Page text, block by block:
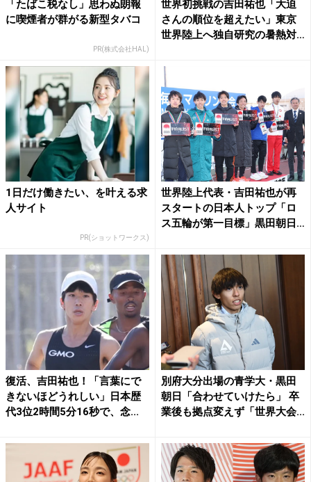
「たばこ税なし」思わぬ朗報
に喫煙者が群がる新型タバコ
PR(株式会社HAL)
世界初挑戦の吉田祐也「大迫
さんの順位を超えたい」東京
世界陸上へ独自研究の暑熱対
1日だけ働きたい、を叶える求
人サイト
PR(ショットワークス)
世界陸上代表・吉田祐也が再
スタートの日本人トップ「ロ
ス五輪が第一目標」黒田朝日
復活、吉田祐也！「言葉にで
きないほどうれしい」日本歴
代3位2時間5分16秒で、念...
別府大分出場の青学大・黒田
朝日「合わせていけたら」 卒
業後も拠点変えず「世界大会...